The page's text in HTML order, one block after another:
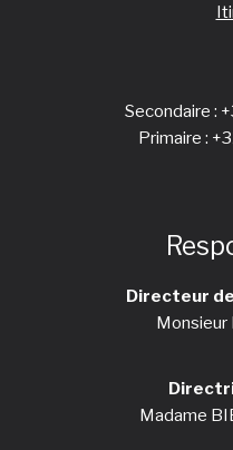
Secondaire :
Primaire :
Directeur
Monsieur
Madame